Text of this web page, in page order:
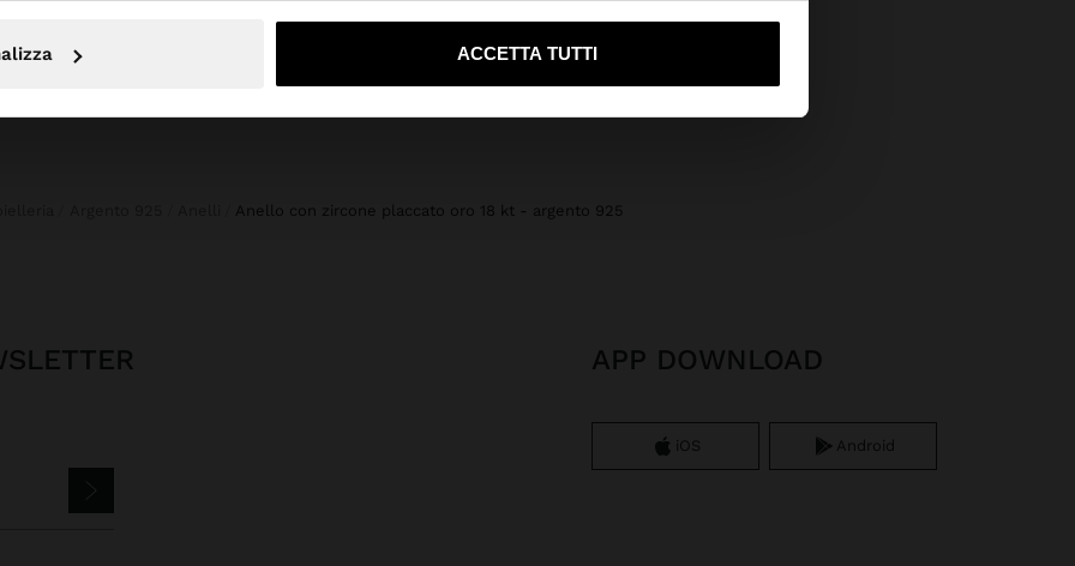
ACCETTA TUTTI
No, resta in Svizzera Sì, portami su United States
anello con zircone placcato oro 18 kt - argento 925
APP DOWNLOAD
iOS Android